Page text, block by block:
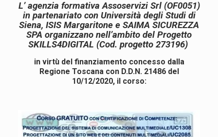
L’ agenzia formativa Assoservizi Srl (OF0051)
in partenariato con Università degli Studi di
Siena, ISIS Margaritone e SAIMA SICUREZZA
SPA organizzano nell’ambito del Progetto
SKILLS4DIGITAL (Cod. progetto 273196)
in virtù del finanziamento concesso dalla
Regione Toscana con D.D.N. 21486 del
10/12/2020, il corso: